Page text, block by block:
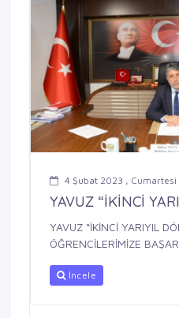
4 Şubat 2023 ,
YAVUZ “İKİNCİ
YAVUZ “İKİNCİ YARIYIL
ÖĞRENCİLERİMİZE
İncele